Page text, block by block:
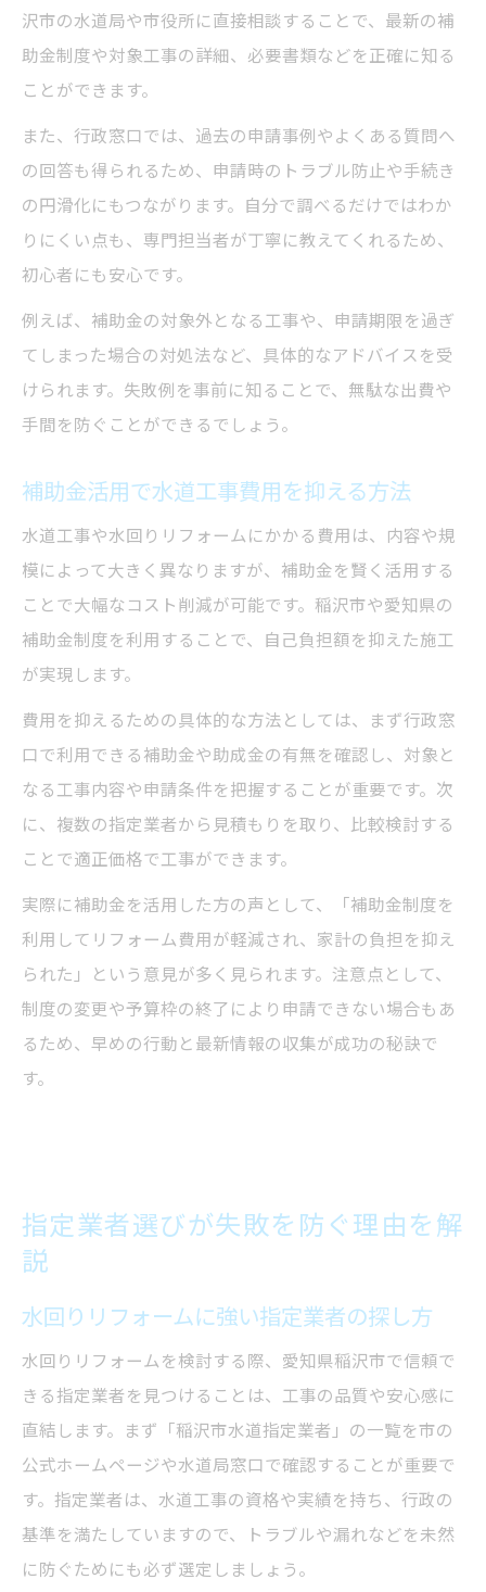
沢市の水道局や市役所に直接相談することで、最新の補
助金制度や対象工事の詳細、必要書類などを正確に知る
ことができます。
また、行政窓口では、過去の申請事例やよくある質問へ
の回答も得られるため、申請時のトラブル防止や手続き
の円滑化にもつながります。自分で調べるだけではわか
りにくい点も、専門担当者が丁寧に教えてくれるため、
初心者にも安心です。
例えば、補助金の対象外となる工事や、申請期限を過ぎ
てしまった場合の対処法など、具体的なアドバイスを受
けられます。失敗例を事前に知ることで、無駄な出費や
手間を防ぐことができるでしょう。
補助金活用で水道工事費用を抑える方法
水道工事や水回りリフォームにかかる費用は、内容や規
模によって大きく異なりますが、補助金を賢く活用する
ことで大幅なコスト削減が可能です。稲沢市や愛知県の
補助金制度を利用することで、自己負担額を抑えた施工
が実現します。
費用を抑えるための具体的な方法としては、まず行政窓
口で利用できる補助金や助成金の有無を確認し、対象と
なる工事内容や申請条件を把握することが重要です。次
に、複数の指定業者から見積もりを取り、比較検討する
ことで適正価格で工事ができます。
実際に補助金を活用した方の声として、「補助金制度を
利用してリフォーム費用が軽減され、家計の負担を抑え
られた」という意見が多く見られます。注意点として、
制度の変更や予算枠の終了により申請できない場合もあ
るため、早めの行動と最新情報の収集が成功の秘訣で
す。
指定業者選びが失敗を防ぐ理由を解
説
水回りリフォームに強い指定業者の探し方
水回りリフォームを検討する際、愛知県稲沢市で信頼で
きる指定業者を見つけることは、工事の品質や安心感に
直結します。まず「稲沢市水道指定業者」の一覧を市の
公式ホームページや水道局窓口で確認することが重要で
す。指定業者は、水道工事の資格や実績を持ち、行政の
基準を満たしていますので、トラブルや漏れなどを未然
に防ぐためにも必ず選定しましょう。